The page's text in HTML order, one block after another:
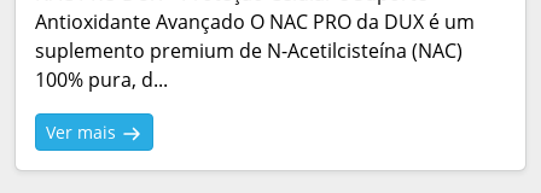
Antioxidante Avançado O NAC PRO da DUX é um
suplemento premium de N-Acetilcisteína (NAC)
100% pura, d...
Ver mais